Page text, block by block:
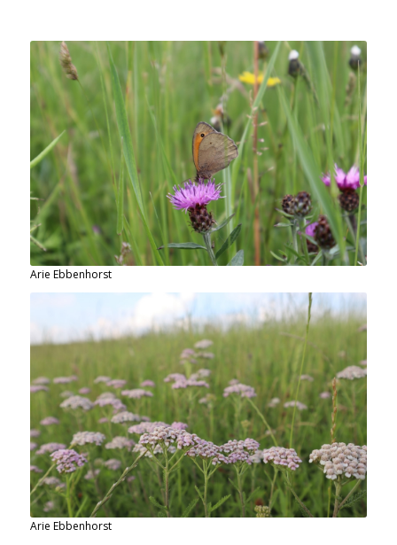
Arie Ebbenhorst
Arie Ebbenhorst